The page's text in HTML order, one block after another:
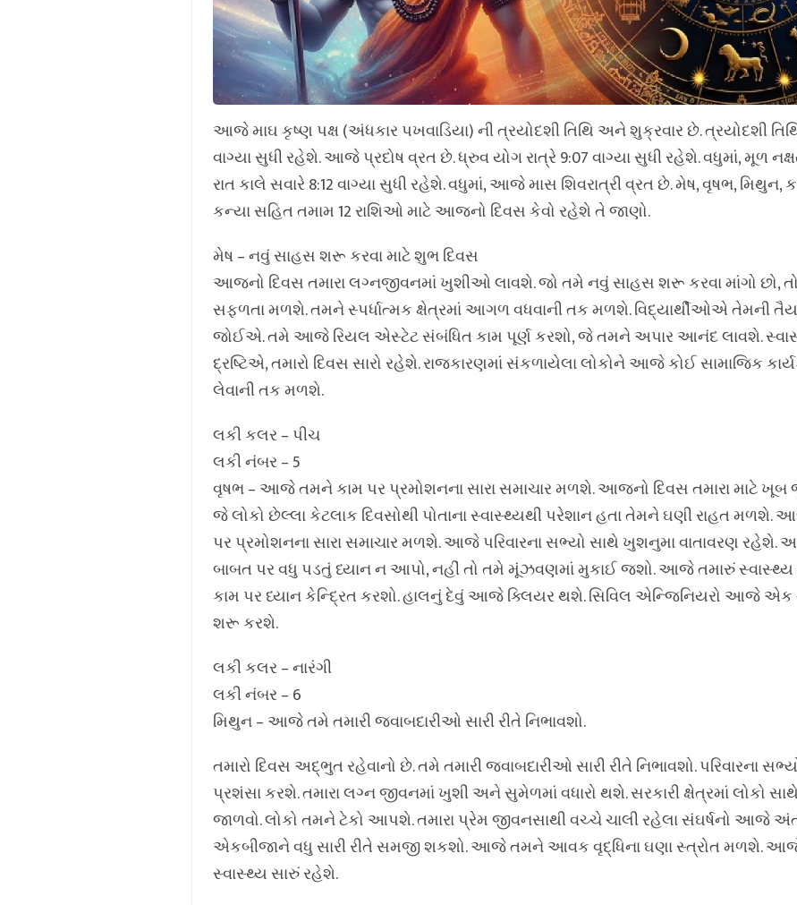
આજે માઘ કૃષ્ણ પક્ષ (અંધકાર પખવાડિયા) ની ત્રયોદશી તિથિ અને શુક્રવાર છે. ત્રયોદશી તિથિ
વાગ્યા સુધી રહેશે. આજે પ્રદોષ વ્રત છે. ધ્રુવ યોગ રાત્રે 9:07 વાગ્યા સુધી રહેશે. વધુમાં, મૂળ
રાત કાલે સવારે 8:12 વાગ્યા સુધી રહેશે. વધુમાં, આજે માસ શિવરાત્રી વ્રત છે. મેષ, વૃષભ, મિથુન,
કન્યા સહિત તમામ 12 રાશિઓ માટે આજનો દિવસ કેવો રહેશે તે જાણો.
મેષ – નવું સાહસ શરૂ કરવા માટે શુભ દિવસ
આજનો દિવસ તમારા લગ્નજીવનમાં ખુશીઓ લાવશે. જો તમે નવું સાહસ શરૂ કરવા માંગો છો,
સફળતા મળશે. તમને સ્પર્ધાત્મક ક્ષેત્રમાં આગળ વધવાની તક મળશે. વિદ્યાર્થીઓએ તેમની
જોઈએ. તમે આજે રિયલ એસ્ટેટ સંબંધિત કામ પૂર્ણ કરશો, જે તમને અપાર આનંદ લાવશે.
દ્રષ્ટિએ, તમારો દિવસ સારો રહેશે. રાજકારણમાં સંકળાયેલા લોકોને આજે કોઈ સામાજિક
લેવાની તક મળશે.
લકી કલર – પીચ
લકી નંબર – 5
વૃષભ – આજે તમને કામ પર પ્રમોશનના સારા સમાચાર મળશે. આજનો દિવસ તમારા માટે
જે લોકો છેલ્લા કેટલાક દિવસોથી પોતાના સ્વાસ્થ્યથી પરેશાન હતા તેમને ઘણી રાહત
પર પ્રમોશનના સારા સમાચાર મળશે. આજે પરિવારના સભ્યો સાથે ખુશનુમા વાતાવરણ
બાબત પર વધુ પડતું ધ્યાન ન આપો, નહીં તો તમે મૂંઝવણમાં મુકાઈ જશો. આજે તમારું
કામ પર ધ્યાન કેન્દ્રિત કરશો. હાલનું દેવું આજે ક્લિયર થશે. સિવિલ એન્જિનિયરો આજે એક
શરૂ કરશે.
લકી કલર – નારંગી
લકી નંબર – 6
મિથુન – આજે તમે તમારી જવાબદારીઓ સારી રીતે નિભાવશો.
તમારો દિવસ અદ્ભુત રહેવાનો છે. તમે તમારી જવાબદારીઓ સારી રીતે નિભાવશો. પરિવારના
પ્રશંસા કરશે. તમારા લગ્ન જીવનમાં ખુશી અને સુમેળમાં વધારો થશે. સરકારી ક્ષેત્રમાં લોકો
જાળવો. લોકો તમને ટેકો આપશે. તમારા પ્રેમ જીવનસાથી વચ્ચે ચાલી રહેલા સંઘર્ષનો આજે
એકબીજાને વધુ સારી રીતે સમજી શકશો. આજે તમને આવક વૃદ્ધિના ઘણા સ્ત્રોત મળશે.
સ્વાસ્થ્ય સારું રહેશે.